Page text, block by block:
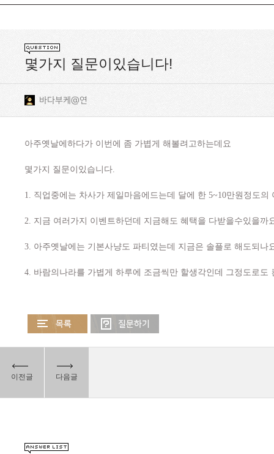
몇가지 질문이있습니다!
바다부케@연
아주옛날에하다가 이번에 좀 가볍게 해볼려고하는데요
몇가지 질문이있습니다.
1. 직업중에는 차사가 제일마음에드는데 달에 한 5~10만원정도의
2. 지금 여러가지 이벤트하던데 지금해도 혜택을 다받을수있을까
3. 아주옛날에는 기본사냥도 파티였는데 지금은 솔플로 해도되나
4. 바람의나라를 가볍게 하루에 조금씩만 할생각인데 그정도로도
이전글 다음글